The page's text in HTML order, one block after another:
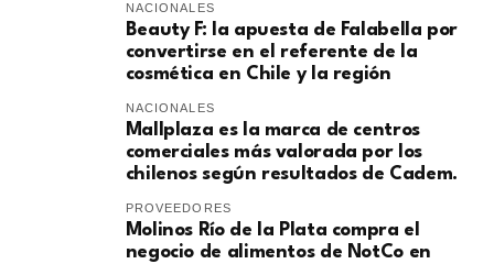
NACIONALES
Beauty F: la apuesta de Falabella por
convertirse en el referente de la
cosmética en Chile y la región
NACIONALES
Mallplaza es la marca de centros
comerciales más valorada por los
chilenos según resultados de Cadem.
PROVEEDORES
Molinos Río de la Plata compra el
negocio de alimentos de NotCo en